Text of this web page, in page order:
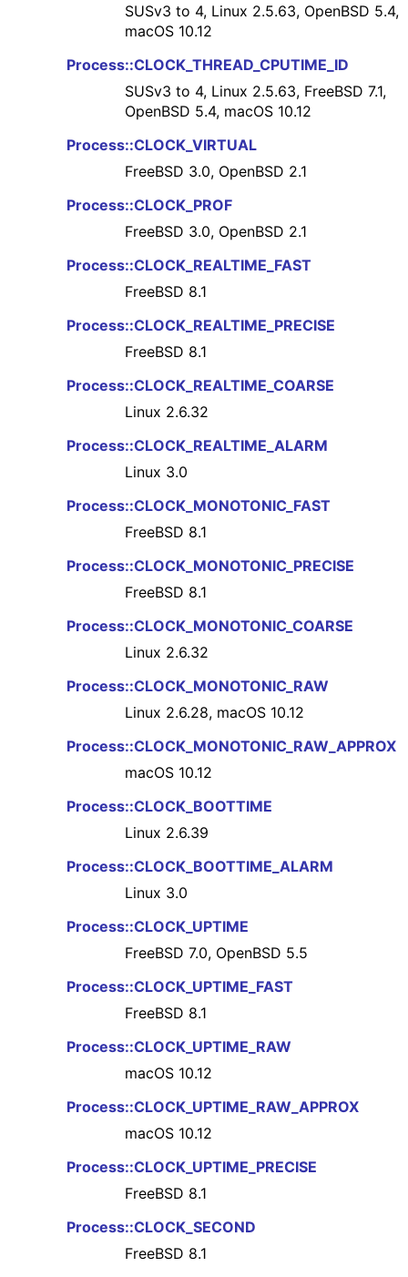
SUSv3 to 4, Linux 2.5.63, OpenBSD 5.4,
macOS 10.12
Process::CLOCK_THREAD_CPUTIME_ID
SUSv3 to 4, Linux 2.5.63, FreeBSD 7.1,
OpenBSD 5.4, macOS 10.12
Process::CLOCK_VIRTUAL
FreeBSD 3.0, OpenBSD 2.1
Process::CLOCK_PROF
FreeBSD 3.0, OpenBSD 2.1
Process::CLOCK_REALTIME_FAST
FreeBSD 8.1
Process::CLOCK_REALTIME_PRECISE
FreeBSD 8.1
Process::CLOCK_REALTIME_COARSE
Linux 2.6.32
Process::CLOCK_REALTIME_ALARM
Linux 3.0
Process::CLOCK_MONOTONIC_FAST
FreeBSD 8.1
Process::CLOCK_MONOTONIC_PRECISE
FreeBSD 8.1
Process::CLOCK_MONOTONIC_COARSE
Linux 2.6.32
Process::CLOCK_MONOTONIC_RAW
Linux 2.6.28, macOS 10.12
Process::CLOCK_MONOTONIC_RAW_APPROX
macOS 10.12
Process::CLOCK_BOOTTIME
Linux 2.6.39
Process::CLOCK_BOOTTIME_ALARM
Linux 3.0
Process::CLOCK_UPTIME
FreeBSD 7.0, OpenBSD 5.5
Process::CLOCK_UPTIME_FAST
FreeBSD 8.1
Process::CLOCK_UPTIME_RAW
macOS 10.12
Process::CLOCK_UPTIME_RAW_APPROX
macOS 10.12
Process::CLOCK_UPTIME_PRECISE
FreeBSD 8.1
Process::CLOCK_SECOND
FreeBSD 8.1